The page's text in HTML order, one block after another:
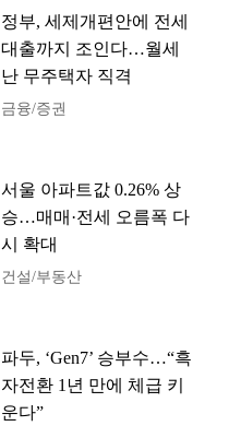
정부, 세제개편안에 전세
대출까지 조인다…월세
난 무주택자 직격
금융/증권
서울 아파트값 0.26% 상
승…매매·전세 오름폭 다
시 확대
건설/부동산
파두, ‘Gen7’ 승부수…“흑
자전환 1년 만에 체급 키
운다”